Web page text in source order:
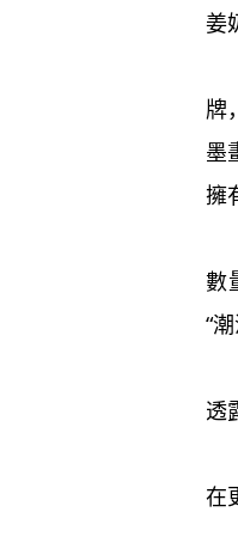
姜
牌
墨
擁
數
“
透
“
在